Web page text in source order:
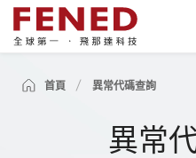
首頁 異常代碼查詢
異常